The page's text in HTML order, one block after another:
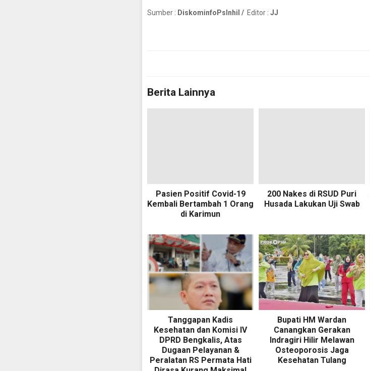
Sumber : DiskominfoPsInhil / Editor : JJ
Berita Lainnya
Pasien Positif Covid-19
Kembali Bertambah 1 Orang
di Karimun
200 Nakes di RSUD Puri
Husada Lakukan Uji Swab
Tanggapan Kadis
Kesehatan dan Komisi IV
DPRD Bengkalis, Atas
Dugaan Pelayanan &
Peralatan RS Permata Hati
Bupati HM Wardan
Canangkan Gerakan
Indragiri Hilir Melawan
Osteoporosis Jaga
Kesehatan Tulang